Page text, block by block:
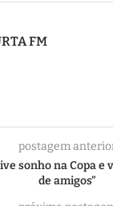
FM
postagem
sonho na Copa e
de amigos”